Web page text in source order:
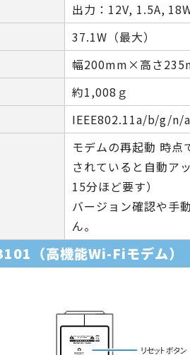
出力：12V, 1.5A,
37.1W（最大）
幅200mm×高さ
約1,008ｇ
IEEE802.11a/b/g/n/
モデムの再起動 時点
されていると自動ア
15分ほど要す）
バージョン確認や手
ん。
（高機能Wi-Fiモデム）